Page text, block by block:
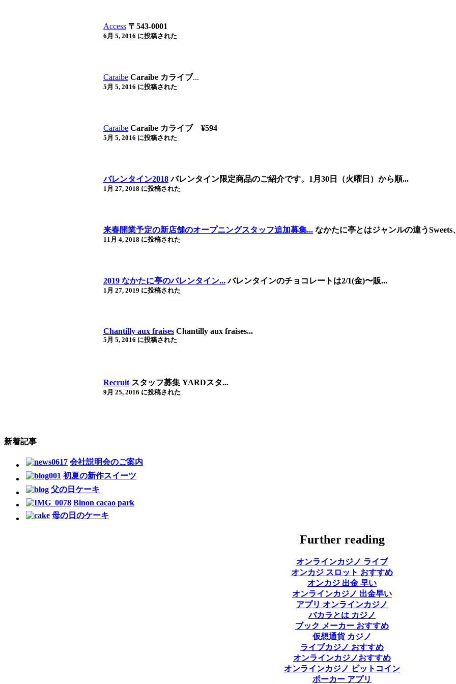
Access 〒543-0001
6月 5, 2016 に投稿された
Caraibe Caraibe カライブ...
5月 5, 2016 に投稿された
Caraibe Caraibe カライブ ¥594
5月 5, 2016 に投稿された
バレンタイン2018 バレンタイン限定商品のご紹介です。1月30日（火曜日）から順...
1月 27, 2018 に投稿された
来春開業予定の新店舗のオープニングスタッフ追加募集... なかたに亭とはジャンルの違うSweets
11月 4, 2018 に投稿された
2019 なかたに亭のバレンタイン... バレンタインのチョコレートは2/1(金)〜販...
1月 27, 2019 に投稿された
Chantilly aux fraises Chantilly aux fraises...
5月 5, 2016 に投稿された
Recruit スタッフ募集 YARDスタ...
9月 25, 2016 に投稿された
新着記事
会社説明会のご案内
初夏の新作スイーツ
父の日ケーキ
Binon cacao park
母の日のケーキ
Further reading
オンラインカジノ ライブ
オンカジ スロット おすすめ
オンカジ 出金 早い
オンラインカジノ 出金早い
アプリ オンラインカジノ
バカラとは カジノ
ブック メーカー おすすめ
仮想通貨 カジノ
ライブカジノ おすすめ
オンラインカジノおすすめ
オンラインカジノ ビットコイン
ポーカー アプリ